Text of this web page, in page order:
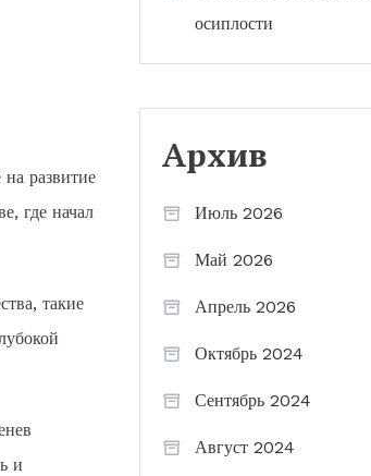
развитие
где начал
такие
и
осиплости
Архив
Июль 2026
Май 2026
Апрель 2026
Октябрь 2024
Сентябрь 2024
Август 2024